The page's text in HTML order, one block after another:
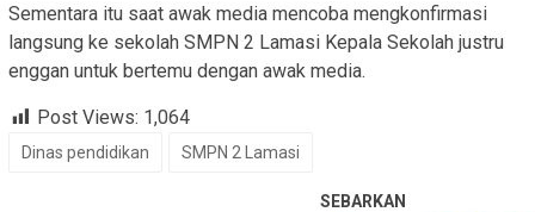
Sementara itu saat awak media mencoba mengkonfirmasi
langsung ke sekolah SMPN 2 Lamasi Kepala Sekolah justru
enggan untuk bertemu dengan awak media.
Post Views: 1,064
Dinas pendidikan SMPN 2 Lamasi
SEBARKAN